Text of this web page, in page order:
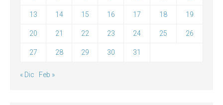
13 14 15 16 17 18 19
20 21 22 23 24 25 26
27 28 29 30 31
« Dic Feb »